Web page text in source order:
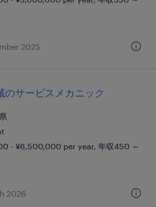
2025
のサービスメカニック
- ¥6,500,000 per year, 年収450 ～
2026